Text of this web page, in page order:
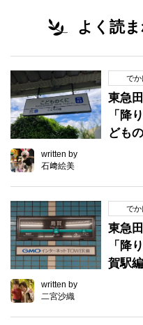
よく読
でか
東急
「降
ども
written by
石﨑絵美
でか
東急
「降
賀駅
written by
二宮沙織